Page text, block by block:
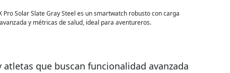
Pro Solar Slate Gray Steel es un smartwatch robusto con carga
y métricas de salud, ideal para aventureros.
que buscan funcionalidad avanzada